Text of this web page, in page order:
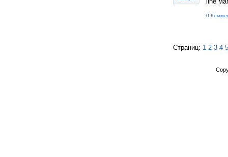
0
Страниц: 1 2 3 4 5